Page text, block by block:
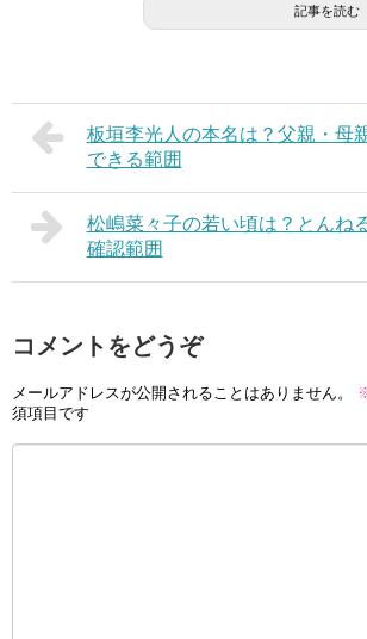
記事を読む
板垣李光人の本名は？父親・母
できる範囲
松嶋菜々子の若い頃は？とんね
確認範囲
コメントをどうぞ
メールアドレスが公開されることはありません。
須項目です